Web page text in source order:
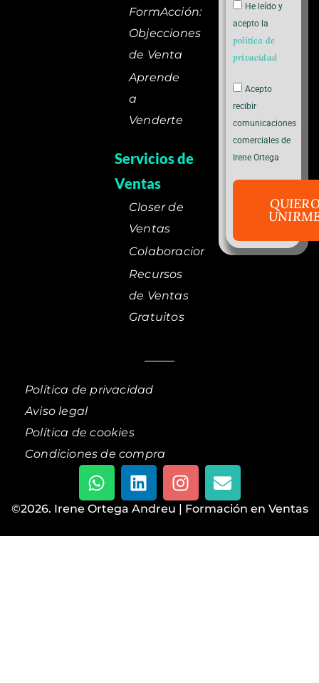
FormAcción:
Objecciones
de Venta
Aprende
a
Venderte
Servicios de
Ventas
Closer de
Ventas
Colaboraciones
Recursos
de Ventas
Gratuitos
He leído y
acepto la
política de
privacidad
Acepto
recibir
comunicaciones
comerciales de
Irene Ortega
Política de privacidad
Aviso legal
Política de cookies
Condiciones de compra
©2026. Irene Ortega Andreu | Formación en Ventas